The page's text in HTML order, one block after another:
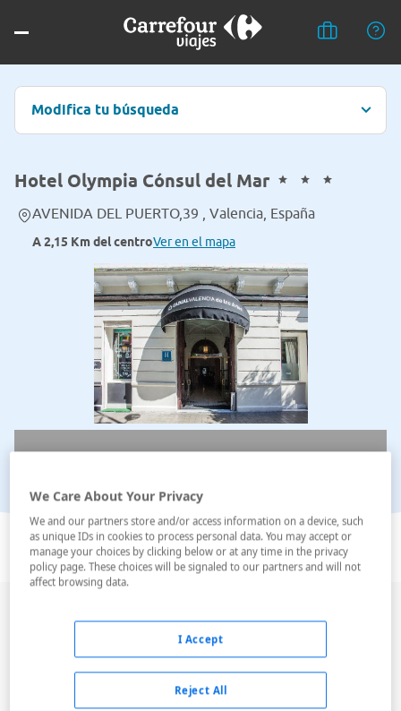
Modifica tu búsqueda
Hotel Olympia Cónsul del Mar
AVENIDA DEL PUERTO,39 , Valencia, España
A 2,15 Km del centroVer en el mapa
Ver en el mapa
y teniendo en cuenta todos los detalles
arquitectónicos. Tiene tres plantas y un total de 62
habitaciones. Cuenta con un hall de entrada con
ascensor, área de recepción abierta las 24 horas del
We Care About Your Privacy
We and our partners store and/or access information on a device, such
as unique IDs in cookies to process personal data. You may accept or
manage your choices by clicking below or at any time in the privacy
policy page. These choices will be signaled to our partners and will not
affect browsing data.
Reject All
I Accept